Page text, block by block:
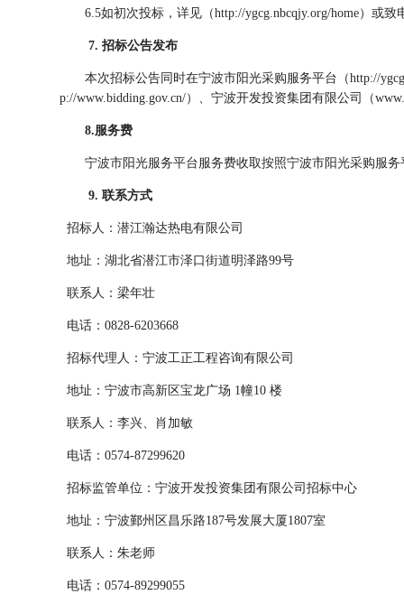
6.5如初次投标，详见（http://ygcg.nbcqjy.org/home）或致
7. 招标公告发布
本次招标公告同时在宁波市阳光采购服务平台（http://
p://www.bidding.gov.cn/）、宁波开发投资集团有限公司（
8.服务费
宁波市阳光服务平台服务费收取按照宁波市阳光采购服务
9. 联系方式
招标人： 潜江瀚达热电有限公司
地址： 湖北省潜江市泽口街道明泽路99号
联系人： 梁年壮
电话： 0828-6203668
招标代理人： 宁波工正工程咨询有限公司
地址： 宁波市高新区宝龙广场 1幢10 楼
联系人： 李兴、 肖加敏
电话： 0574-87299620
招标监管单位：宁波开发投资集团有限公司招标中心
地址：宁波鄞州区昌乐路187号发展大厦1807室
联系人： 朱老师
电话： 0574-89299055